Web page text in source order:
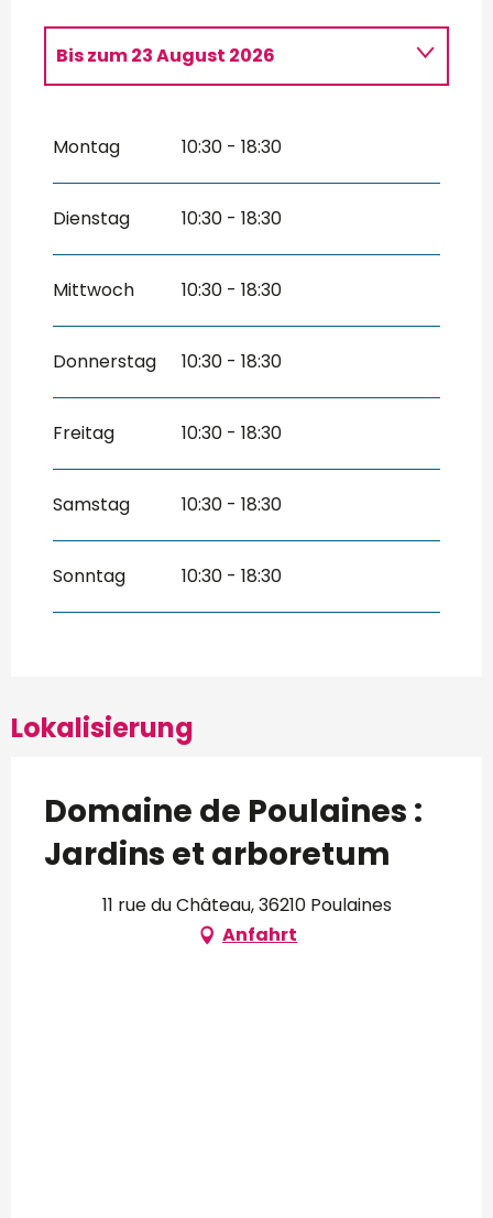
Bis zum23 August 2026
vom24 Oktober 2026
November 2026
Montag 10:30 - 18:30
Dienstag 10:30 - 18:30
Mittwoch 10:30 - 18:30
Donnerstag 10:30 - 18:30
Freitag 10:30 - 18:30
Samstag 10:30 - 18:30
Sonntag 10:30 - 18:30
Lokalisierung
Domaine de Poulaines :
Jardins et arboretum
11 rue du Château, 36210 Poulaines
Anfahrt